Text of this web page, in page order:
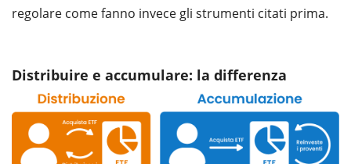
regolare come fanno invece gli strumenti citati prima.
Distribuire e accumulare: la differenza